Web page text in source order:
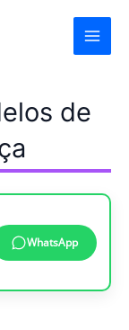
de
WhatsApp